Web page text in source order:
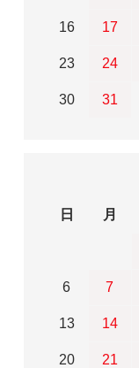
16 17
23 24
30 31
日
月
6 7
13 14
20 21